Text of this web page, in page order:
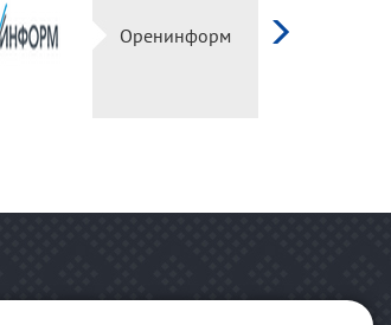
Оренинформ